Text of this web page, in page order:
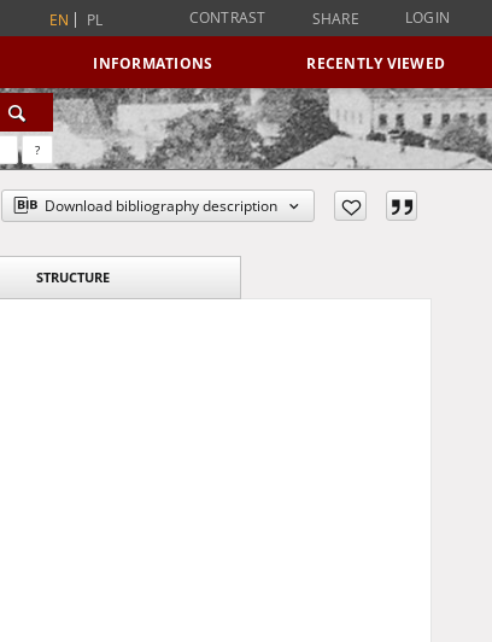
EN PL CONTRAST SHARE LOGIN
INFORMATIONS RECENTLY VIEWED
?
Download bibliography description
STRUCTURE